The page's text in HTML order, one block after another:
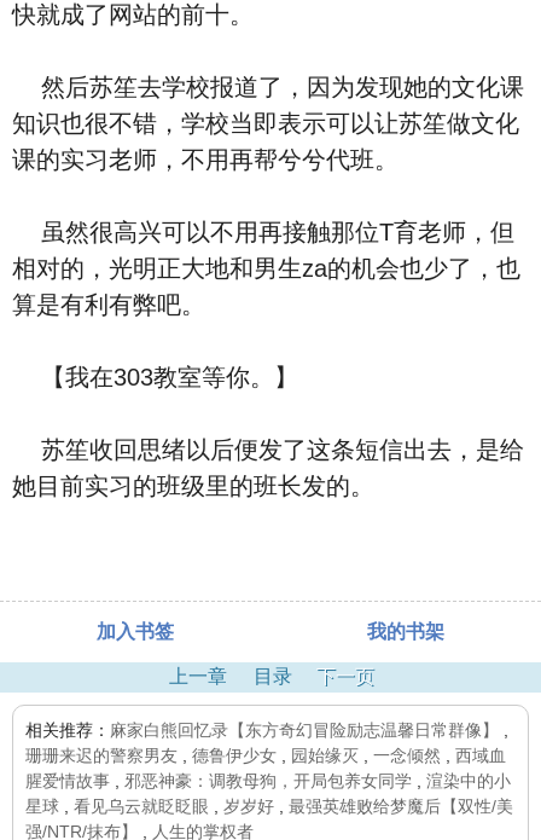
快就成了网站的前十。
然后苏笙去学校报道了，因为发现她的文化课
知识也很不错，学校当即表示可以让苏笙做文化
课的实习老师，不用再帮兮兮代班。
虽然很高兴可以不用再接触那位T育老师，但
相对的，光明正大地和男生za的机会也少了，也
算是有利有弊吧。
【我在303教室等你。】
苏笙收回思绪以后便发了这条短信出去，是给
她目前实习的班级里的班长发的。
加入书签 我的书架
上一章 目录 下一页
相关推荐： 麻家白熊回忆录【东方奇幻冒险励志温馨日常群像】
珊珊来迟的警察男友
德鲁伊少女 园始缘灭 一念倾然
西域血
腥爱情故事
邪恶神豪：调教母狗，开局包养女同学
渲染中的小
星球
看见乌云就眨眨眼 岁岁好
最强英雄败给梦魔后【双性/美
强/NTR/抹布】
人生的掌权者